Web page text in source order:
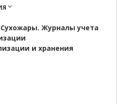
Журналы учета
и хранения